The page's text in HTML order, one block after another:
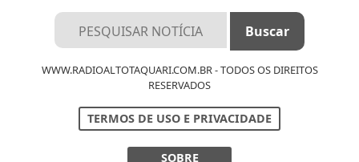
WWW.RADIOALTOTAQUARI.COM.BR - TODOS OS DIREITOS
RESERVADOS
TERMOS DE USO E PRIVACIDADE
SOBRE